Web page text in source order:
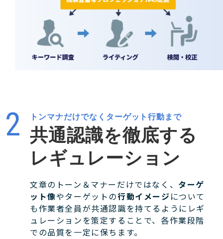
トンマナだけでなくターゲット行動まで
共通認識を徹底する
レギュレーション
文章のトーン＆マナーだけではなく、 ターゲ
ット像やターゲットの行動イメージについて
も作業者全員が共通認識を持てるようにレギ
ュレーションを策定することで、各作業段階
での品質を一定に保ちます。